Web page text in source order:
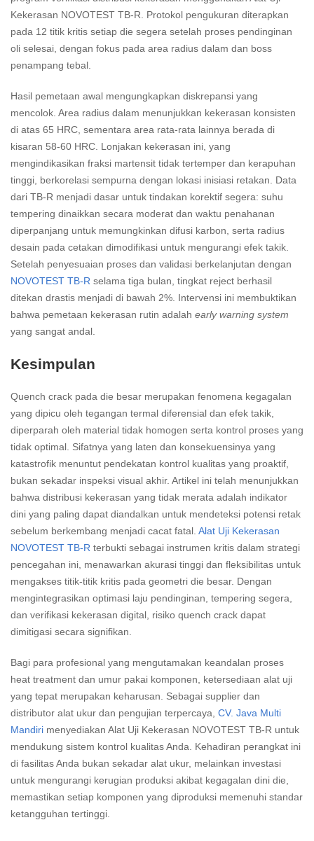
Kekerasan NOVOTEST TB-R. Protokol pengukuran diterapkan
pada 12 titik kritis setiap die segera setelah proses pendinginan
oli selesai, dengan fokus pada area radius dalam dan boss
penampang tebal.
Hasil pemetaan awal mengungkapkan diskrepansi yang
mencolok. Area radius dalam menunjukkan kekerasan konsisten
di atas 65 HRC, sementara area rata-rata lainnya berada di
kisaran 58-60 HRC. Lonjakan kekerasan ini, yang
mengindikasikan fraksi martensit tidak tertemper dan kerapuhan
tinggi, berkorelasi sempurna dengan lokasi inisiasi retakan. Data
dari TB-R menjadi dasar untuk tindakan korektif segera: suhu
tempering dinaikkan secara moderat dan waktu penahanan
diperpanjang untuk memungkinkan difusi karbon, serta radius
desain pada cetakan dimodifikasi untuk mengurangi efek takik.
Setelah penyesuaian proses dan validasi berkelanjutan dengan
NOVOTEST TB-R selama tiga bulan, tingkat reject berhasil
ditekan drastis menjadi di bawah 2%. Intervensi ini membuktikan
bahwa pemetaan kekerasan rutin adalah early warning system
yang sangat andal.
Kesimpulan
Quench crack pada die besar merupakan fenomena kegagalan
yang dipicu oleh tegangan termal diferensial dan efek takik,
diperparah oleh material tidak homogen serta kontrol proses yang
tidak optimal. Sifatnya yang laten dan konsekuensinya yang
katastrofik menuntut pendekatan kontrol kualitas yang proaktif,
bukan sekadar inspeksi visual akhir. Artikel ini telah menunjukkan
bahwa distribusi kekerasan yang tidak merata adalah indikator
dini yang paling dapat diandalkan untuk mendeteksi potensi retak
sebelum berkembang menjadi cacat fatal. Alat Uji Kekerasan
NOVOTEST TB-R terbukti sebagai instrumen kritis dalam strategi
pencegahan ini, menawarkan akurasi tinggi dan fleksibilitas untuk
mengakses titik-titik kritis pada geometri die besar. Dengan
mengintegrasikan optimasi laju pendinginan, tempering segera,
dan verifikasi kekerasan digital, risiko quench crack dapat
dimitigasi secara signifikan.
Bagi para profesional yang mengutamakan keandalan proses
heat treatment dan umur pakai komponen, ketersediaan alat uji
yang tepat merupakan keharusan. Sebagai supplier dan
distributor alat ukur dan pengujian terpercaya, CV. Java Multi
Mandiri menyediakan Alat Uji Kekerasan NOVOTEST TB-R untuk
mendukung sistem kontrol kualitas Anda. Kehadiran perangkat ini
di fasilitas Anda bukan sekadar alat ukur, melainkan investasi
untuk mengurangi kerugian produksi akibat kegagalan dini die,
memastikan setiap komponen yang diproduksi memenuhi standar
ketangguhan tertinggi.